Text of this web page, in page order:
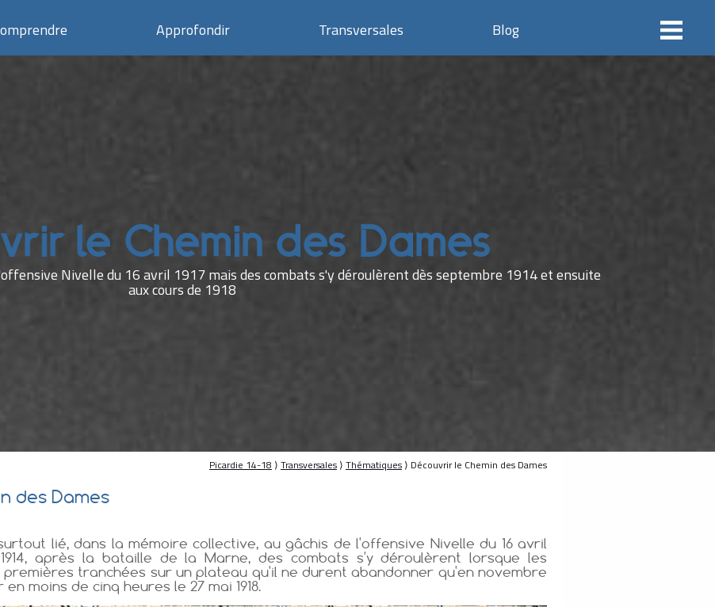
Approfondir Transversales Blog
le Chemin des Dames
Nivelle du 16 avril 1917 mais des combats s'y déroulèrent dès septembre 1914 et ensuite
aux cours de 1918
Picardie 14-18 ⟩ Transversales ⟩ Thématiques ⟩ Découvrir le Chemin des Dames
des Dames
lié, dans la mémoire collective, au gâchis de l'offensive Nivelle du 16 avril
1914, après la bataille de la Marne, des combats s'y déroulèrent lorsque les
tranchées sur un plateau qu'il ne durent abandonner qu'en novembre
moins de cinq heures le 27 mai 1918.